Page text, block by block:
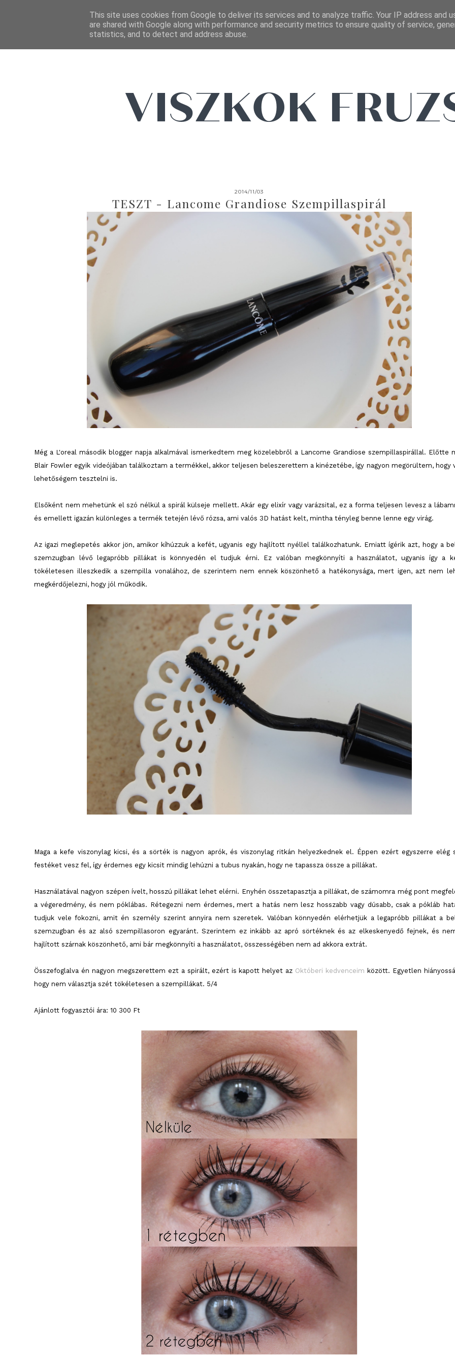
FŐOLDAL EMAIL
2014/11/03
TESZT - Lancome Grandiose Szempillaspirál
Még a L'oreal második blogger napja alkalmával ismerkedtem meg közelebbről a Lancome Grandiose szempillaspirállal. Előtte
Blair Fowler egyik videójában találkoztam a termékkel, akkor teljesen beleszerettem a kinézetébe, így nagyon megörültem, hogy
lehetőségem tesztelni is.
Elsőként nem mehetünk el szó nélkül a spirál külseje mellett. Akár egy elixír vagy varázsital, ez a forma teljesen levesz a
és emellett igazán különleges a termék tetején lévő rózsa, ami valós 3D hatást kelt, mintha tényleg benne lenne egy virág.
Az igazi meglepetés akkor jön, amikor kíhúzzuk a kefét, ugyanis egy hajlított nyéllel találkozhatunk. Emiatt ígérik azt, hogy a
szemzugban lévő legapróbb pillákat is könnyedén el tudjuk érni. Ez valóban megkönnyíti a használatot, ugyanis így a
tökéletesen illeszkedik a szempilla vonalához, de szerintem nem ennek köszönhető a hatékonysága, mert igen, azt nem
megkérdőjelezni, hogy jól működik.
Maga a kefe viszonylag kicsi, és a sörték is nagyon aprók, és viszonylag ritkán helyezkednek el. Éppen ezért egyszerre elég
festéket vesz fel, így érdemes egy kicsit mindig lehúzni a tubus nyakán, hogy ne tapassza össze a pillákat.
Használatával nagyon szépen ívelt, hosszú pillákat lehet elérni. Enyhén összetapasztja a pillákat, de számomra még pont
a végeredmény, és nem póklábas. Rétegezni nem érdemes, mert a hatás nem lesz hosszabb vagy dúsabb, csak a pókláb
tudjuk vele fokozni, amit én személy szerint annyira nem szeretek. Valóban könnyedén elérhetjük a legapróbb pillákat a
szemzugban és az alsó szempillasoron egyaránt. Szerintem ez inkább az apró sörtéknek és az elkeskenyedő fejnek, és
hajlított szárnak köszönhető, ami bár megkönnyíti a használatot, összességében nem ad akkora extrát.
Összefoglalva én nagyon megszerettem ezt a spirált, ezért is kapott helyet az Októberi kedvenceim között. Egyetlen
hogy nem választja szét tökéletesen a szempillákat. 5/4
Ajánlott fogyasztói ára: 10 300 Ft
This site uses cookies from Google to deliver its services and to analyze traffic. Your IP address and
are shared with Google along with performance and security metrics to ensure quality of service,
statistics, and to detect and address abuse.